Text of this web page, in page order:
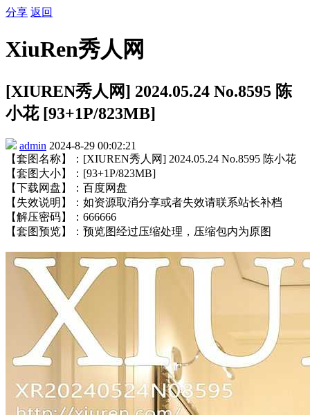
分享 返回
XiuRen秀人网
[XIUREN秀人网] 2024.05.24 No.8595 陈
小花 [93+1P/823MB]
admin 2024-8-29 00:02:21
【套图名称】：[XIUREN秀人网] 2024.05.24 No.8595 陈小花
【套图大小】：[93+1P/823MB]
【下载网盘】：百度网盘
【失效说明】：如资源取消分享或者失效请联系站长补档
【解压密码】：666666
【套图预览】：预览图经过压缩处理，压缩包内为原图